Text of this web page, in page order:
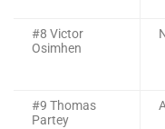
#8 Victor
Osimhen
#9 Thomas
Partey